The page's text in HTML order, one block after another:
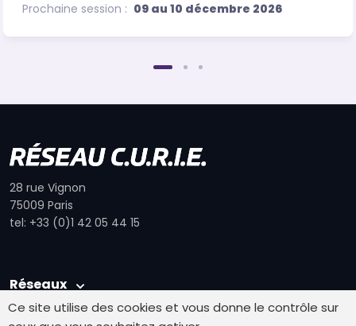
Prochaine session : 09 au 10 décembre 2026
28 rue Vignon
75009 Paris
tel: +33 (0)1 42 05 44 15
Réseaux
Autres pages
Ce site utilise des cookies et vous donne le contrôle sur